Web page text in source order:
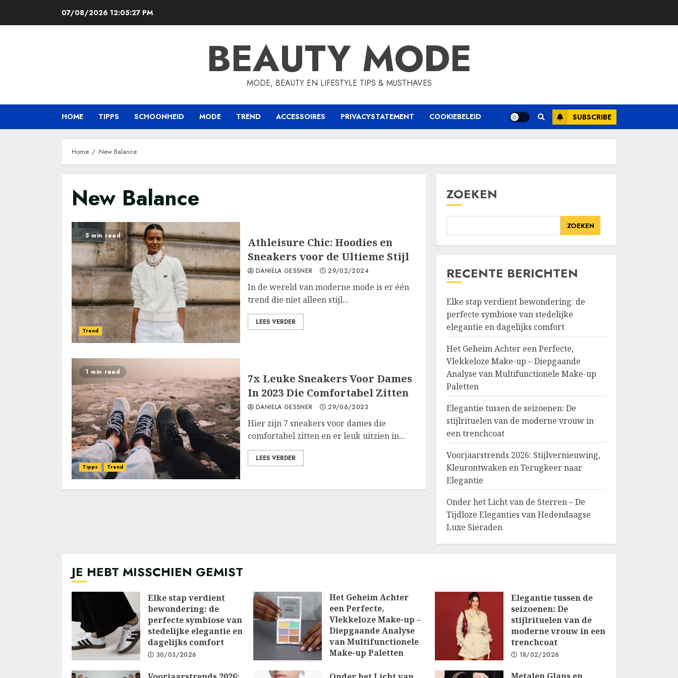
07/08/2026 12:05:27 PM
BEAUTY MODE
MODE, BEAUTY EN LIFESTYLE TIPS & MUSTHAVES
HOME TIPPS SCHOONHEID MODE TREND ACCESSOIRES PRIVACYSTATEMENT COOKIEBELEID SUBSCRIBE
Home New Balance
New Balance
5 min read
Trend
Athleisure Chic: Hoodies en
Sneakers voor de Ultieme Stijl
DANIELA GESSNER 29/02/2024
In de wereld van moderne mode is er één
trend die niet alleen stijl...
LEES VERDER
1 min read
Tipps Trend
7x Leuke Sneakers Voor Dames
In 2023 Die Comfortabel Zitten
DANIELA GESSNER 29/06/2023
Hier zijn 7 sneakers voor dames die
comfortabel zitten en er leuk uitzien in...
LEES VERDER
ZOEKEN
ZOEKEN
RECENTE BERICHTEN
Elke stap verdient bewondering: de
perfecte symbiose van stedelijke
elegantie en dagelijks comfort
Het Geheim Achter een Perfecte,
Vlekkeloze Make-up – Diepgaande
Analyse van Multifunctionele Make-up
Paletten
Elegantie tussen de seizoenen: De
stijlrituelen van de moderne vrouw in
een trenchcoat
Voorjaarstrends 2026: Stijlvernieuwing,
Kleurontwaken en Terugkeer naar
Elegantie
Onder het Licht van de Sterren – De
Tijdloze Eleganties van Hedendaagse
Luxe Sieraden
JE HEBT MISSCHIEN GEMIST
Elke stap verdient
bewondering: de
perfecte symbiose van
stedelijke elegantie en
dagelijks comfort
30/03/2026
Het Geheim Achter
een Perfecte,
Vlekkeloze Make-up –
Diepgaande Analyse
van Multifunctionele
Make-up Paletten
Elegantie tussen de
seizoenen: De
stijlrituelen van de
moderne vrouw in een
trenchcoat
18/02/2026